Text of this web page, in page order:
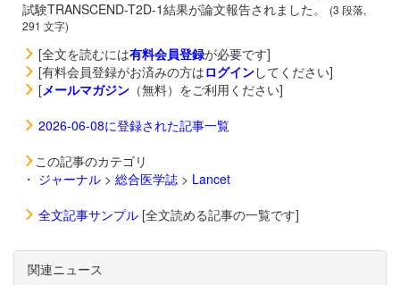
試験TRANSCEND-T2D-1結果が論文報告されました。
(3 段落,
291 文字)
[全文を読むには有料会員登録が必要です]
[有料会員登録がお済みの方はログインしてください]
[メールマガジン （無料）をご利用ください]
2026-06-08に登録された記事一覧
この記事のカテゴリ
・ ジャーナル > 総合医学誌 > Lancet
全文記事サンプル [全文読める記事の一覧です]
関連ニュース